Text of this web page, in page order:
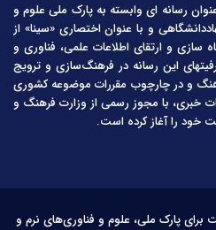
رسانه ای وابسته به پارک ملی علوم و
و با عنوان اختصاری «سینا» از
به آگاه سازی و ارتقای اطلاعات علمی، فناوری و
این رسانه در فرهنگ‌سازی و ترویج
و در چارچوب مقررات موضوعه کشوری
خبری، با مجوز رسمی از وزارت فرهنگ و
پارک ملی، علوم و فناوری‌های نرم و